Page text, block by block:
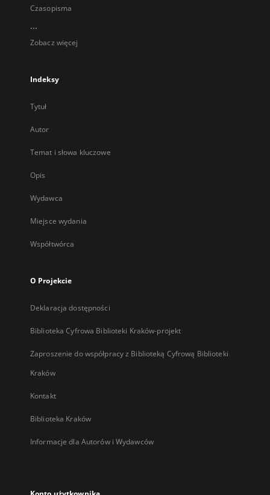
Czasopisma
...
Zobacz więcej
Indeksy
Tytuł
Autor
Temat i słowa kluczowe
Opis
Wydawca
Miejsce wydania
Współtwórca
O Projekcie
Deklaracja dostępności
Biblioteka Cyfrowa Biblioteki Kraków-projekt
Zaproszenie do współpracy z Biblioteką Cyfrową Biblioteki
Kraków
Kontakt
Biblioteka Kraków
Informacje dla Autorów i Wydawców